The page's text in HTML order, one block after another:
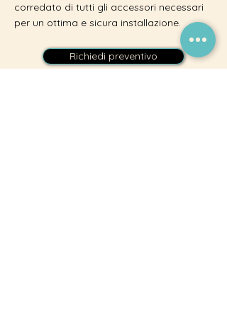
corredato di tutti gli accessori necessari
per un ottima e sicura installazione.
Richiedi preventivo